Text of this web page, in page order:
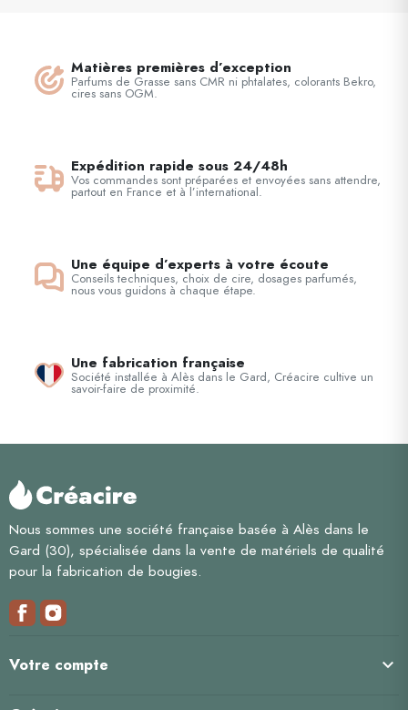
Matières premières d’exception
Parfums de Grasse sans CMR ni phtalates, colorants Bekro,
cires sans OGM.
Expédition rapide sous 24/48h
Vos commandes sont préparées et envoyées sans attendre,
partout en France et à l’international.
Une équipe d’experts à votre écoute
Conseils techniques, choix de cire, dosages parfumés,
nous vous guidons à chaque étape.
Une fabrication française
Société installée à Alès dans le Gard, Créacire cultive un
savoir-faire de proximité.
Nous sommes une société française basée à Alès dans le
Gard (30), spécialisée dans la vente de matériels de qualité
pour la fabrication de bougies.
Votre compte 